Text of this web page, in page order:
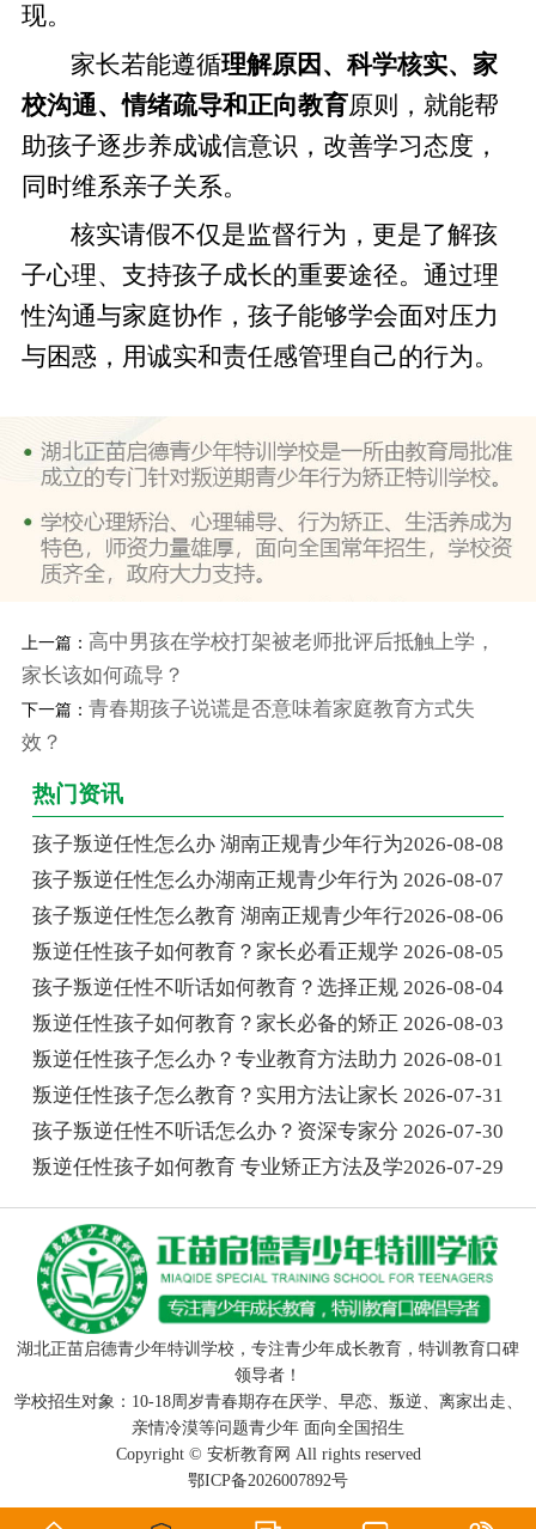
现。
家长若能遵循理解原因、科学核实、家
校沟通、情绪疏导和正向教育原则，就能帮
助孩子逐步养成诚信意识，改善学习态度，
同时维系亲子关系。
核实请假不仅是监督行为，更是了解孩
子心理、支持孩子成长的重要途径。通过理
性沟通与家庭协作，孩子能够学会面对压力
与困惑，用诚实和责任感管理自己的行为。
上一篇： 高中男孩在学校打架被老师批评后抵触上学，
家长该如何疏导？
下一篇： 青春期孩子说谎是否意味着家庭教育方式失
效？
热门资讯
孩子叛逆任性怎么办 湖南正规青少年行为2026-08-08
孩子叛逆任性怎么办湖南正规青少年行为 2026-08-07
孩子叛逆任性怎么教育 湖南正规青少年行2026-08-06
叛逆任性孩子如何教育？家长必看正规学 2026-08-05
孩子叛逆任性不听话如何教育？选择正规 2026-08-04
叛逆任性孩子如何教育？家长必备的矫正 2026-08-03
叛逆任性孩子怎么办？专业教育方法助力 2026-08-01
叛逆任性孩子怎么教育？实用方法让家长 2026-07-31
孩子叛逆任性不听话怎么办？资深专家分 2026-07-30
叛逆任性孩子如何教育 专业矫正方法及学2026-07-29
湖北正苗启德青少年特训学校，专注青少年成长教育，特训教育口碑
领导者！
学校招生对象：10-18周岁青春期存在厌学、早恋、叛逆、离家出走、
亲情冷漠等问题青少年 面向全国招生
Copyright © 安析教育网 All rights reserved
鄂ICP备2026007892号